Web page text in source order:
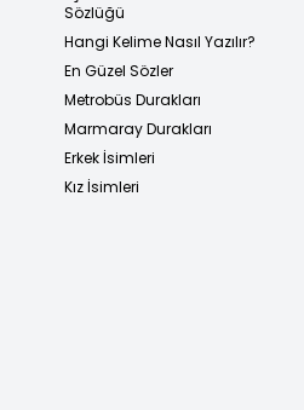
Sözlüğü
Hangi Kelime Nasıl Yazılır?
En Güzel Sözler
Metrobüs Durakları
Marmaray Durakları
Erkek İsimleri
Kız İsimleri